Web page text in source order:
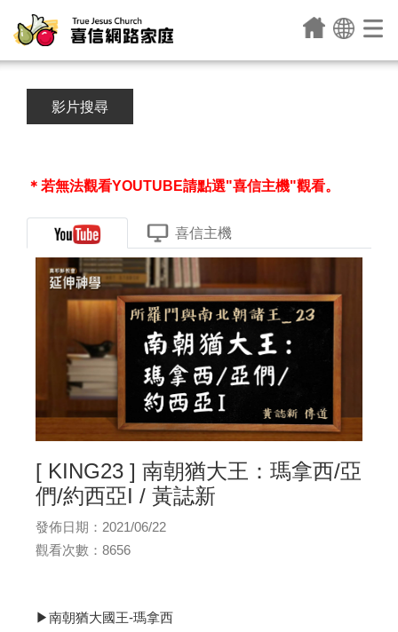
影片搜尋
＊若無法觀看YOUTUBE請點選"喜信主機"觀看。
喜信主機
[ KING23 ] 南朝猶大王：瑪拿西/亞
們/約西亞I / 黃誌新
發佈日期：2021/06/22
觀看次數：8656
▶南朝猶大國王-瑪拿西